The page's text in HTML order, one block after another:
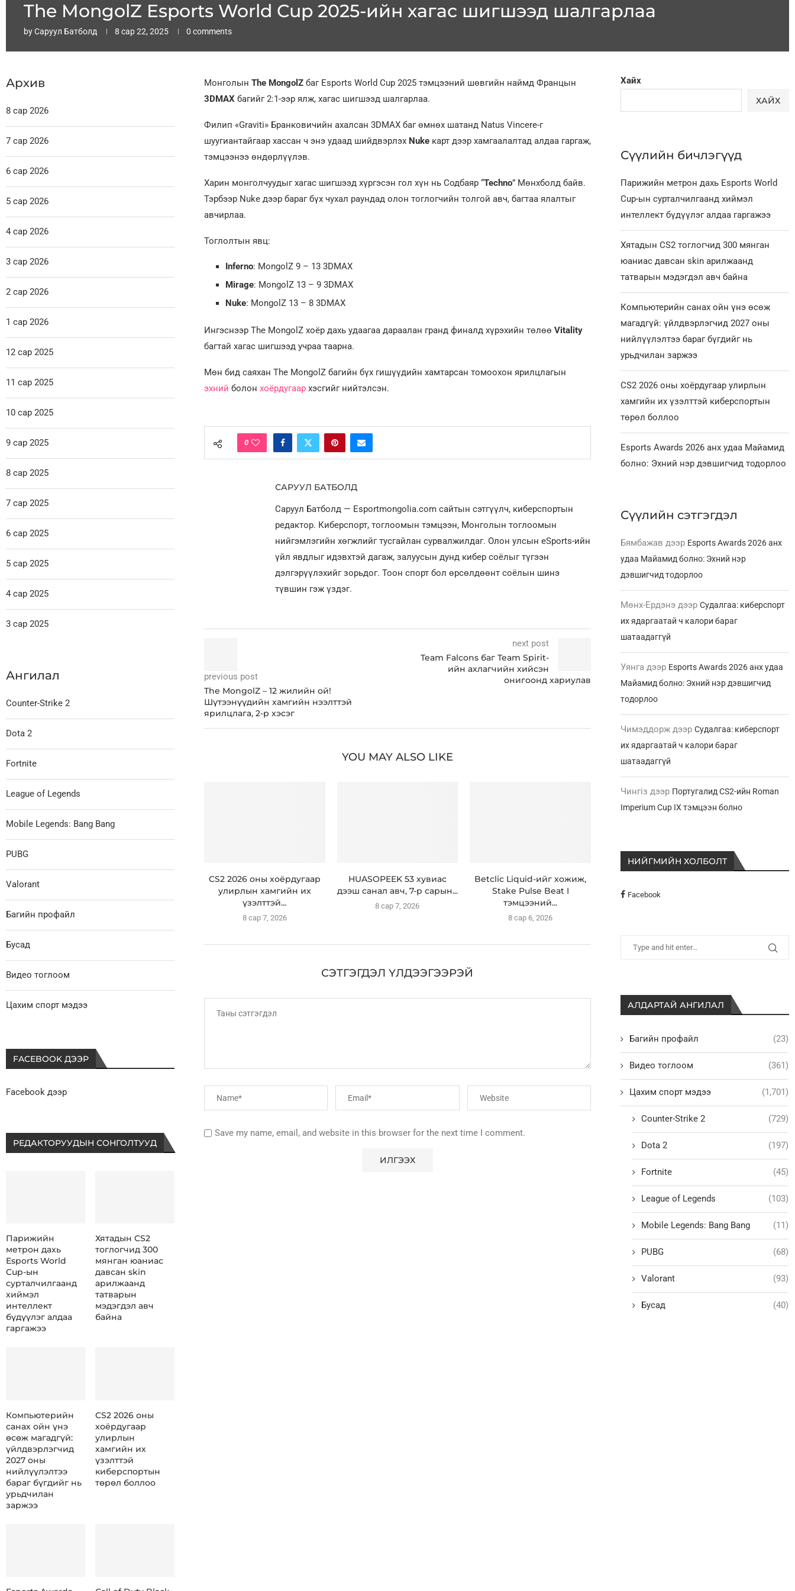
The MongolZ Esports World Cup 2025-ийн хагас шигшээд шалгарлаа
byСаруул Батболд 8 сар 22, 2025 0 comments
Монголын The MongolZбаг Esports World Cup 2025 тэмцээний шөвгийн наймд Францын
3DMAXбагийг 2:1-ээр ялж, хагас шигшээд шалгарлаа.
Филип «Graviti» Бранковичийн ахалсан 3DMAX баг өмнөх шатанд Natus Vincere-г
шуугиантайгаар хассан ч энэ удаад шийдвэрлэх Nukeкарт дээр хамгаалалтад алдаа гаргаж,
тэмцээнээ өндөрлүүлэв.
Харин монголчуудыг хагас шигшээд хүргэсэн гол хүн нь Содбаяр “Techno” Мөнхболд байв.
Тэрбээр Nuke дээр бараг бүх чухал раундад олон тоглогчийн толгой авч, багтаа ялалтыг
авчирлаа.
Тоглолтын явц:
Inferno: MongolZ 9 – 13 3DMAX
Mirage: MongolZ 13 – 9 3DMAX
Nuke: MongolZ 13 – 8 3DMAX
Ингэснээр The MongolZ хоёр дахь удаагаа дараалан гранд финалд хүрэхийн төлөө Vitality
багтай хагас шигшээд учраа таарна.
Мөн бид саяхан The MongolZ багийн бүх гишүүдийн хамтарсан томоохон ярилцлагын
эхний болон хоёрдугаархэсгийг нийтэлсэн.
0
САРУУЛ БАТБОЛД
Саруул Батболд — Esportmongolia.com сайтын сэтгүүлч, киберспортын
редактор. Киберспорт, тоглоомын тэмцээн, Монголын тоглоомын
нийгэмлэгийн хөгжлийг тусгайлан сурвалжилдаг. Олон улсын eSports-ийн
үйл явдлыг идэвхтэй дагаж, залуусын дунд кибер соёлыг түгээн
дэлгэрүүлэхийг зорьдог. Тоон спорт бол өрсөлдөөнт соёлын шинэ
түвшин гэж үздэг.
previous post
The MongolZ – 12 жилийн ой!
Шүтээнүүдийн хамгийн нээлттэй
ярилцлага, 2-р хэсэг
next post
Team Falcons баг Team Spirit-
ийн ахлагчийн хийсэн
онигоонд хариулав
YOU MAY ALSO LIKE
CS2 2026 оны хоёрдугаар
улирлын хамгийн их
үзэлттэй...
8 сар 7, 2026
HUASOPEEK 53 хувиас
дээш санал авч, 7-р сарын...
8 сар 7, 2026
Betclic Liquid-ийг хожиж,
Stake Pulse Beat I
тэмцээний...
8 сар 6, 2026
СЭТГЭГДЭЛ ҮЛДЭЭГЭЭРЭЙ
Save my name, email, and website in this browser for the next time I comment.
Хайх
ХАЙХ
Сүүлийн бичлэгүүд
Парижийн метрон дахь Esports World
Cup-ын сурталчилгаанд хиймэл
интеллект бүдүүлэг алдаа гаргажээ
Хятадын CS2 тоглогчид 300 мянган
юаниас давсан skin арилжаанд
татварын мэдэгдэл авч байна
Компьютерийн санах ойн үнэ өсөж
магадгүй: үйлдвэрлэгчид 2027 оны
нийлүүлэлтээ бараг бүгдийг нь
урьдчилан заржээ
CS2 2026 оны хоёрдугаар улирлын
хамгийн их үзэлттэй киберспортын
төрөл боллоо
Esports Awards 2026 анх удаа Майамид
болно: Эхний нэр дэвшигчид тодорлоо
Сүүлийн сэтгэгдэл
Бямбажав дээр Esports Awards 2026 анх
удаа Майамид болно: Эхний нэр
дэвшигчид тодорлоо
Мөнх-Ердэнэ дээрСудалгаа: киберспорт
их ядаргаатай ч калори бараг
шатаадаггүй
Уянга дээр Esports Awards 2026 анх удаа
Майамид болно: Эхний нэр дэвшигчид
тодорлоо
Чимэддорж дээрСудалгаа: киберспорт
их ядаргаатай ч калори бараг
шатаадаггүй
Чингіз дээр Португалид CS2-ийн Roman
Imperium Cup IX тэмцээн болно
НИЙГМИЙН ХОЛБОЛТ
Facebook
АЛДАРТАЙ АНГИЛАЛ
Багийн профайл (23)
Видео тоглоом (361)
Цахим спорт мэдээ (1,701)
Counter-Strike 2 (729)
Dota 2 (197)
Fortnite (45)
League of Legends (103)
Mobile Legends: Bang Bang (11)
PUBG (68)
Valorant (93)
Бусад (40)
Архив
8 сар 2026
7 сар 2026
6 сар 2026
5 сар 2026
4 сар 2026
3 сар 2026
2 сар 2026
1 сар 2026
12 сар 2025
11 сар 2025
10 сар 2025
9 сар 2025
8 сар 2025
7 сар 2025
6 сар 2025
5 сар 2025
4 сар 2025
3 сар 2025
Ангилал
Counter-Strike 2
Dota 2
Fortnite
League of Legends
Mobile Legends: Bang Bang
PUBG
Valorant
Багийн профайл
Бусад
Видео тоглоом
Цахим спорт мэдээ
FACEBOOK ДЭЭР
Facebook дээр
РЕДАКТОРУУДЫН СОНГОЛТУУД
Парижийн
метрон дахь
Esports World
Cup-ын
сурталчилгаанд
хиймэл
интеллект
бүдүүлэг алдаа
гаргажээ
Хятадын CS2
тоглогчид 300
мянган юаниас
давсан skin
арилжаанд
татварын
мэдэгдэл авч
байна
Компьютерийн
санах ойн үнэ
өсөж магадгүй:
үйлдвэрлэгчид
2027 оны
нийлүүлэлтээ
бараг бүгдийг нь
урьдчилан
заржээ
CS2 2026 оны
хоёрдугаар
улирлын
хамгийн их
үзэлттэй
киберспортын
төрөл боллоо